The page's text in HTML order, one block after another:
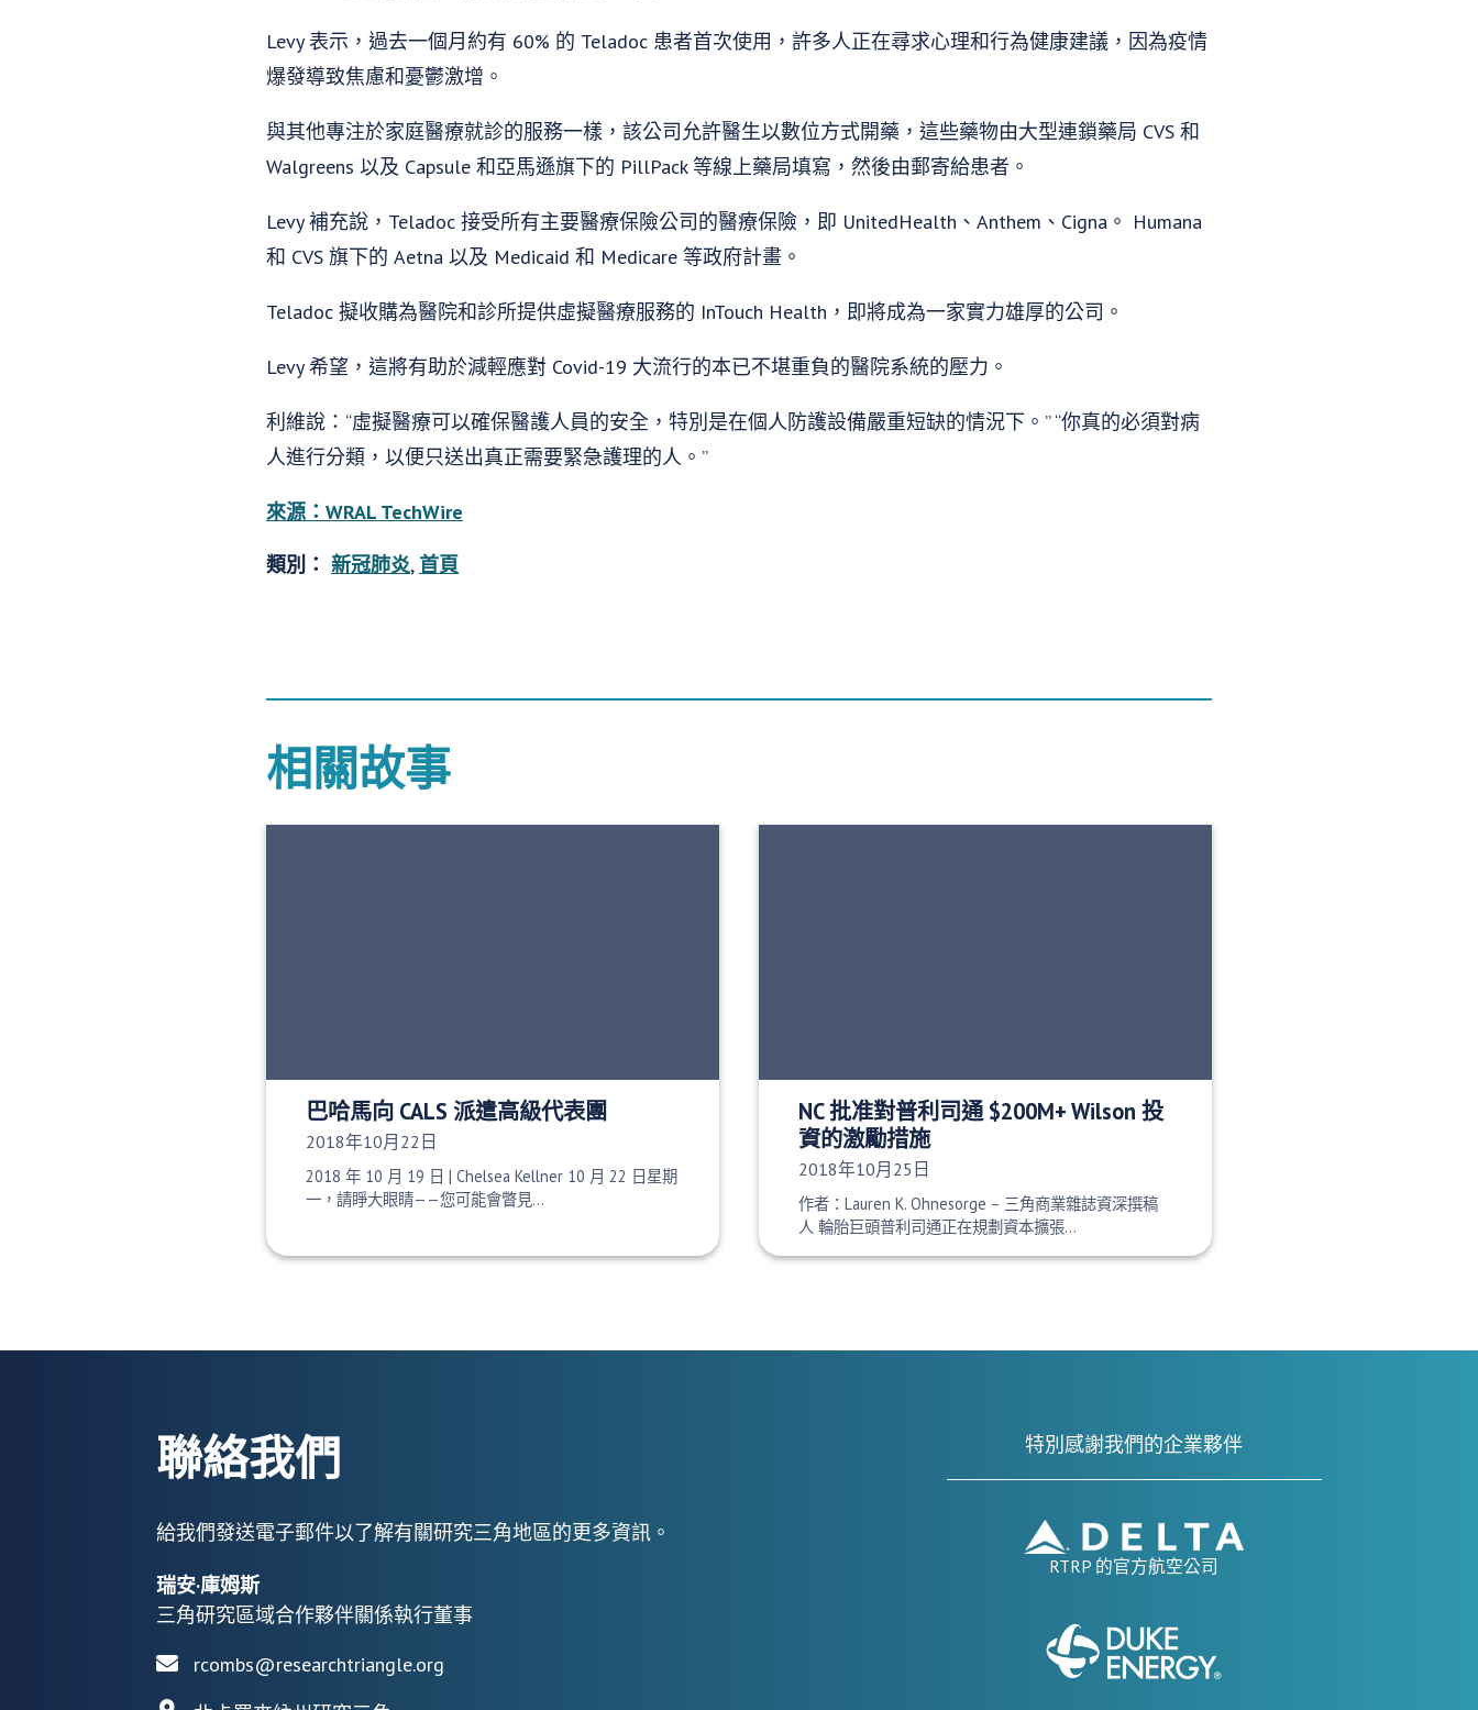
Levy 表示，過去一個月約有 60% 的 Teladoc 患者首次使用，許多人正在尋求心理和行為健康建議，因為疫情
爆發導致焦慮和憂鬱激增。
與其他專注於家庭醫療就診的服務一樣，該公司允許醫生以數位方式開藥，這些藥物由大型連鎖藥局 CVS 和
Walgreens 以及 Capsule 和亞馬遜旗下的 PillPack 等線上藥局填寫，然後由郵寄給患者。
Levy 補充說，Teladoc 接受所有主要醫療保險公司的醫療保險，即 UnitedHealth、Anthem、Cigna。 Humana
和 CVS 旗下的 Aetna 以及 Medicaid 和 Medicare 等政府計畫。
Teladoc 擬收購為醫院和診所提供虛擬醫療服務的 InTouch Health，即將成為一家實力雄厚的公司。
Levy 希望，這將有助於減輕應對 Covid-19 大流行的本已不堪重負的醫院系統的壓力。
利維說：“虛擬醫療可以確保醫護人員的安全，特別是在個人防護設備嚴重短缺的情況下。” “你真的必須對病
人進行分類，以便只送出真正需要緊急護理的人。”
來源：WRAL TechWire
類別： 新冠肺炎, 首頁
相關故事
巴哈馬向 CALS 派遣高級代表團
發布日期：
2018年10月22日
2018 年 10 月 19 日 | Chelsea Kellner 10 月 22 日星期
一，請睜大眼睛——您可能會瞥見…
NC 批准對普利司通 $200M+ Wilson 投
資的激勵措施
發布日期：
2018年10月25日
作者：Lauren K. Ohnesorge – 三角商業雜誌資深撰稿
人 輪胎巨頭普利司通正在規劃資本擴張…
聯絡我們
給我們發送電子郵件以了解有關研究三角地區的更多資訊。
瑞安·庫姆斯
三角研究區域合作夥伴關係執行董事
rcombs@researchtriangle.org
特別感謝我們的企業夥伴
RTRP 的官方航空公司